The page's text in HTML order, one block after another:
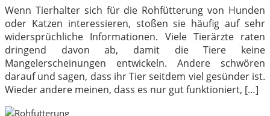
Wenn Tierhalter sich für die Rohfütterung von Hunden
oder Katzen interessieren, stoßen sie häufig auf sehr
widersprüchliche Informationen. Viele Tierärzte raten
dringend davon ab, damit die Tiere keine
Mangelerscheinungen entwickeln. Andere schwören
darauf und sagen, dass ihr Tier seitdem viel gesünder ist.
Wieder andere meinen, dass es nur gut funktioniert, […]